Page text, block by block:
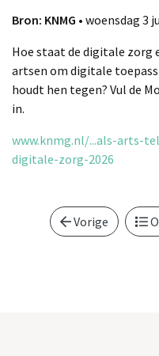
Bron: KNMG • woensdag 3
Hoe staat de digitale zorg
artsen om digitale
houdt hen tegen? Vul de
in.
www.knmg.nl/...als-arts-
digitale-zorg-2026
Vorige